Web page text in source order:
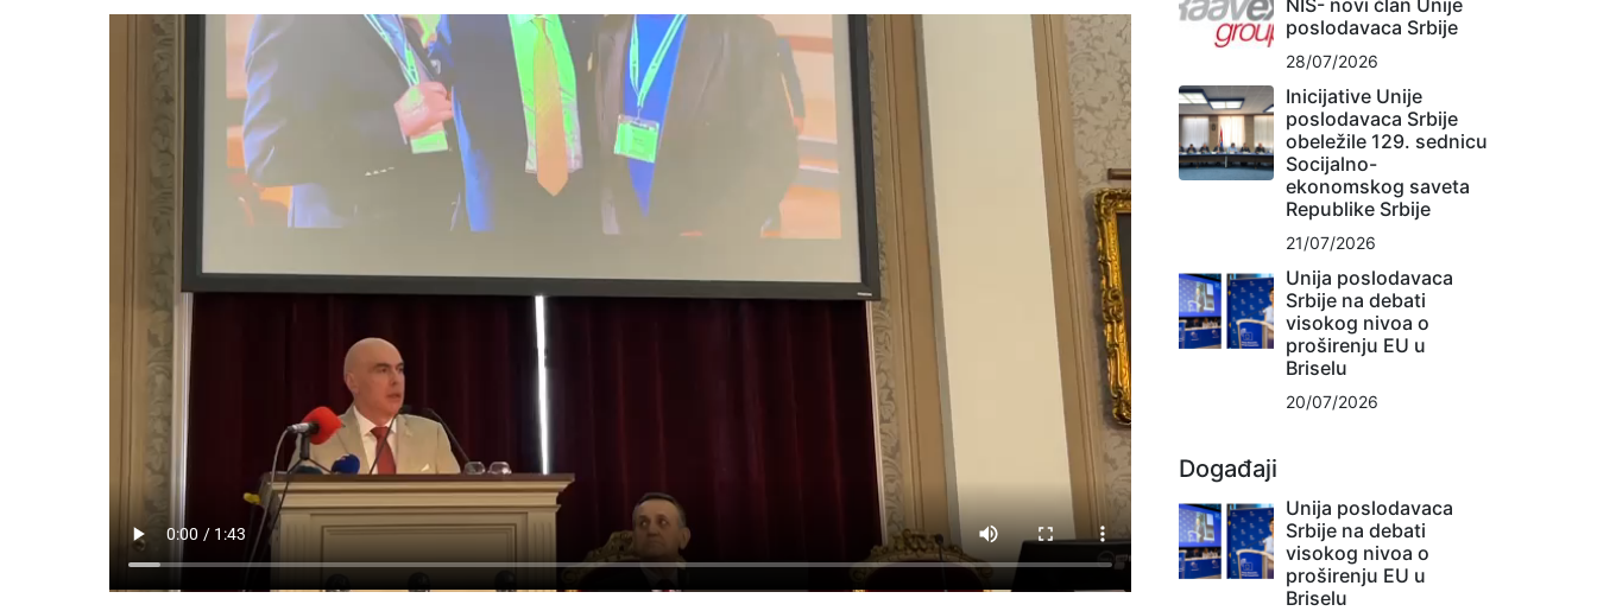
poslodavaca Srbije
28/07/2026
Inicijative Unije
poslodavaca Srbije
obeležile 129. sednicu
Socijalno-
ekonomskog saveta
Republike Srbije
21/07/2026
Unija poslodavaca
Srbije na debati
visokog nivoa o
proširenju EU u
Briselu
20/07/2026
Događaji
Unija poslodavaca
Srbije na debati
visokog nivoa o
proširenju EU u
Briselu